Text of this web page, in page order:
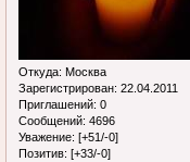
Откуда: Москва
Зарегистрирован: 22.04.2011
Приглашений: 0
Сообщений: 4696
Уважение: [+51/-0]
Позитив: [+33/-0]